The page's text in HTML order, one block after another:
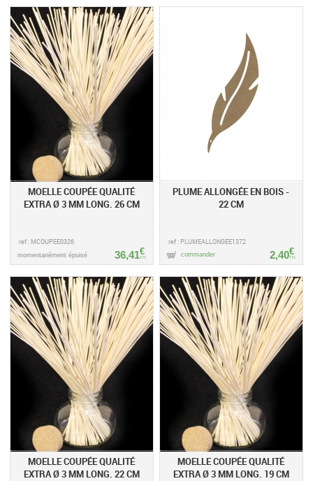
MOELLE COUPÉE QUALITÉ
EXTRA Ø 3 MM LONG. 26 CM
ref : MCOUPEE0326
36,41€
TTC
momentanément épuisé
PLUME ALLONGÉE EN BOIS -
22 CM
ref : PLUMEALLONGEE1372
2,40€
TTC
commander
MOELLE COUPÉE QUALITÉ
EXTRA Ø 3 MM LONG. 22 CM
MOELLE COUPÉE QUALITÉ
EXTRA Ø 3 MM LONG. 19 CM